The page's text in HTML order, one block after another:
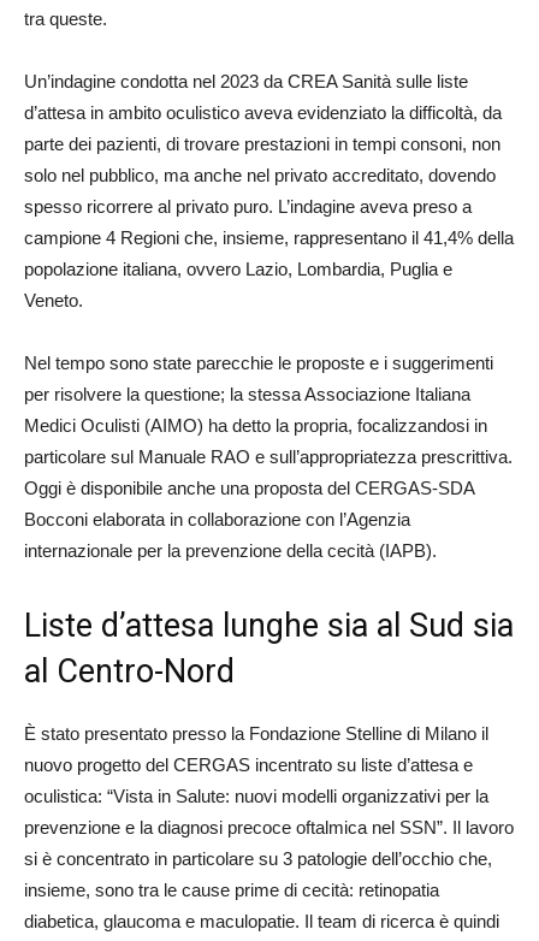
tra queste.
Un’indagine condotta nel 2023 da CREA Sanità sulle liste
d’attesa in ambito oculistico aveva evidenziato la difficoltà, da
parte dei pazienti, di trovare prestazioni in tempi consoni, non
solo nel pubblico, ma anche nel privato accreditato, dovendo
spesso ricorrere al privato puro. L’indagine aveva preso a
campione 4 Regioni che, insieme, rappresentano il 41,4% della
popolazione italiana, ovvero Lazio, Lombardia, Puglia e
Veneto.
Nel tempo sono state parecchie le proposte e i suggerimenti
per risolvere la questione; la stessa Associazione Italiana
Medici Oculisti (AIMO) ha detto la propria, focalizzandosi in
particolare sul Manuale RAO e sull’appropriatezza prescrittiva.
Oggi è disponibile anche una proposta del CERGAS-SDA
Bocconi elaborata in collaborazione con l’Agenzia
internazionale per la prevenzione della cecità (IAPB).
Liste d’attesa lunghe sia al Sud sia
al Centro-Nord
È stato presentato presso la Fondazione Stelline di Milano il
nuovo progetto del CERGAS incentrato su liste d’attesa e
oculistica: “Vista in Salute: nuovi modelli organizzativi per la
prevenzione e la diagnosi precoce oftalmica nel SSN”. Il lavoro
si è concentrato in particolare su 3 patologie dell’occhio che,
insieme, sono tra le cause prime di cecità: retinopatia
diabetica, glaucoma e maculopatie. Il team di ricerca è quindi